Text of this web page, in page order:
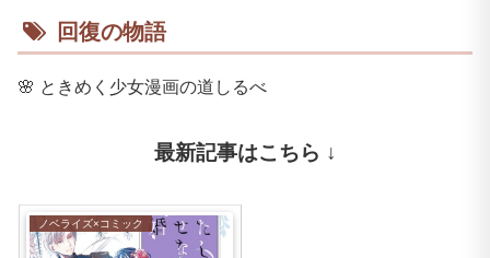
回復の物語
🌸 ときめく少女漫画の道しるべ
最新記事はこちら ↓
ノベライズ×コミック